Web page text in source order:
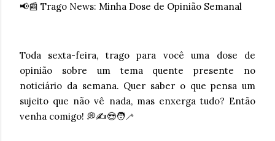
📢📰 Trago News: Minha Dose de Opinião Semanal
Toda sexta-feira, trago para você uma dose de
opinião sobre um tema quente presente no
noticiário da semana. Quer saber o que pensa um
sujeito que não vê nada, mas enxerga tudo? Então
venha comigo! 💭✍️😎🧑‍🦯